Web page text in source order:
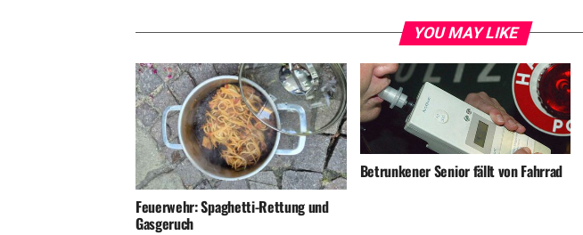
YOU MAY LIKE
Feuerwehr: Spaghetti-Rettung und
Gasgeruch
Betrunkener Senior fällt von Fahrrad